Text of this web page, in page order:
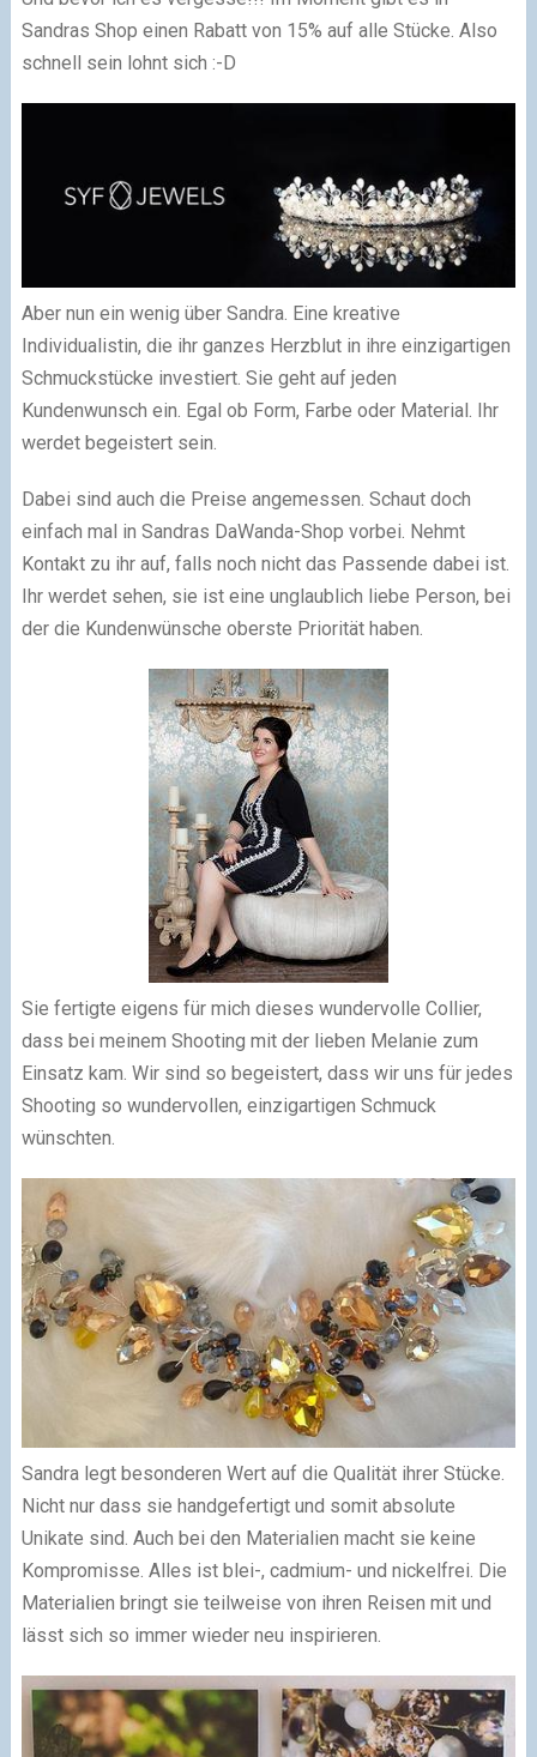
Sandras Shop einen Rabatt von 15% auf alle Stücke. Also
schnell sein lohnt sich :-D
Aber nun ein wenig über Sandra. Eine kreative
Individualistin, die ihr ganzes Herzblut in ihre einzigartigen
Schmuckstücke investiert. Sie geht auf jeden
Kundenwunsch ein. Egal ob Form, Farbe oder Material. Ihr
werdet begeistert sein.
Dabei sind auch die Preise angemessen. Schaut doch
einfach mal in Sandras DaWanda-Shop vorbei. Nehmt
Kontakt zu ihr auf, falls noch nicht das Passende dabei ist.
Ihr werdet sehen, sie ist eine unglaublich liebe Person, bei
der die Kundenwünsche oberste Priorität haben.
Sie fertigte eigens für mich dieses wundervolle Collier,
dass bei meinem Shooting mit der lieben Melanie zum
Einsatz kam. Wir sind so begeistert, dass wir uns für jedes
Shooting so wundervollen, einzigartigen Schmuck
wünschten.
Sandra legt besonderen Wert auf die Qualität ihrer Stücke.
Nicht nur dass sie handgefertigt und somit absolute
Unikate sind. Auch bei den Materialien macht sie keine
Kompromisse. Alles ist blei-, cadmium- und nickelfrei. Die
Materialien bringt sie teilweise von ihren Reisen mit und
lässt sich so immer wieder neu inspirieren.